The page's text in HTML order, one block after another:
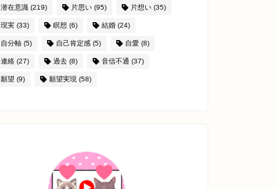
潜在意識(219) 片思い(95) 片想い(35)
現実(33) 瞑想 (6) 結婚(24)
自分軸(5) 自己肯定感(5) 自愛(8)
連絡(27) 過去(8) 音信不通 (37)
願望 (9) 願望実現 (58)